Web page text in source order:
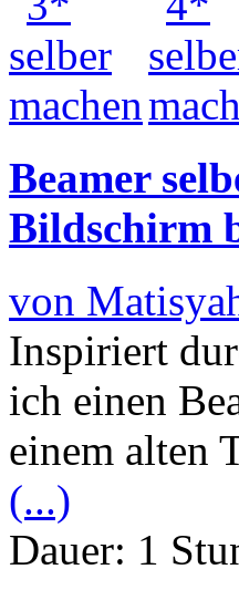
Beamer
Bildschirm
von
Inspiriert
ich einen
einem alten
(...)
Dauer: 1